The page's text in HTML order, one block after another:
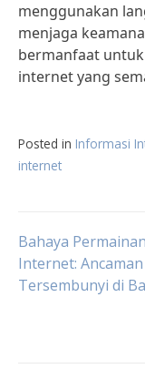
menggunakan
menjaga
bermanfaat
internet yang
Posted in Informasi
internet
Post
Bahaya Permainan
Internet: Ancaman
Tersembunyi di